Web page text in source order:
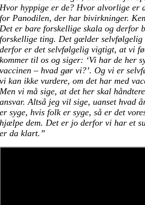
Hvor hyppige er de? Hvor alvorlige er
for Panodilen, der har bivirkninger.
Det er bare forskellige skala og derfor
forskellige ting. Det gælder selvfølgelig
derfor er det selvfølgelig vigtigt, at vi
kommer til os og siger: ‘Vi har de her
vaccinen – hvad gør vi?’. Og vi er
vi kan ikke vurdere, om det har med
Men vi må sige, at det her skal
ansvar. Altså jeg vil sige, uanset hvad
er syge, hvis folk er syge, så er det
hjælpe dem. Det er jo derfor vi har et
er da klart.”